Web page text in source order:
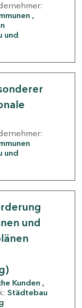
und
und
und
Kunden
Städtebau